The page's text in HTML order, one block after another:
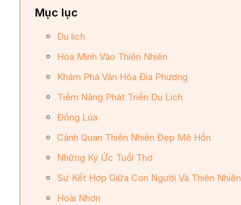
Mục lục
Du lịch
Hòa Mình Vào Thiên Nhiên
Khám Phá Văn Hóa Địa Phương
Tiềm Năng Phát Triển Du Lịch
Đồng Lúa
Cảnh Quan Thiên Nhiên Đẹp Mê Hồn
Những Ký Ức Tuổi Thơ
Sự Kết Hợp Giữa Con Người Và Thiên Nhiên
Hoài Nhơn